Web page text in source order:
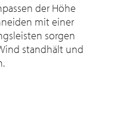
der Höhe
mit einer
sorgen
standhält und